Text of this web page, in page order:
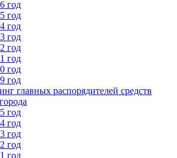
год
год
год
год
год
год
год
год
главных распорядителей средств
год
год
год
год
год